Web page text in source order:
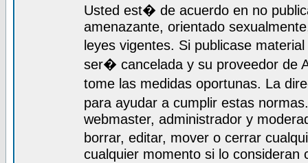
Usted est� de acuerdo en no
amenazante, orientado
leyes vigentes. Si publicase
ser� cancelada y su proveedor de
tome las medidas oportunas. La
para ayudar a cumplir estas
webmaster, administrador y
borrar, editar, mover o cerrar
cualquier momento si lo consideran